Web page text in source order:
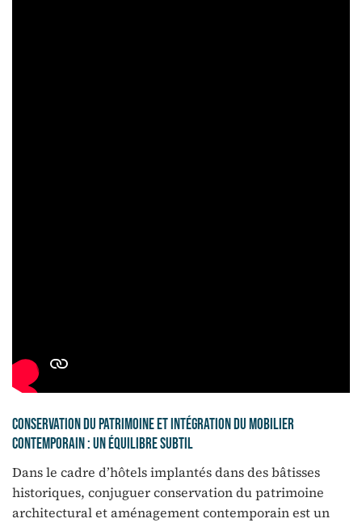
Conservation du patrimoine et intégration du mobilier
contemporain : un équilibre subtil
Dans le cadre d’hôtels implantés dans des bâtisses
historiques, conjuguer conservation du patrimoine
architectural et aménagement contemporain est un